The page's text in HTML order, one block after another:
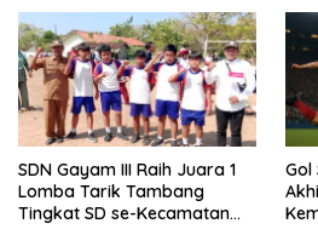
SDN Gayam III Raih Juara 1
Lomba Tarik Tambang
Tingkat SD se-Kecamatan
Gol